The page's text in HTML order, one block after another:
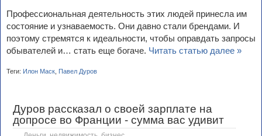
Профессиональная деятельность этих людей принесла им
состояние и узнаваемость. Они давно стали брендами. И
поэтому стремятся к идеальности, чтобы оправдать запросы
обывателей и… стать еще богаче. Читать статью далее »
Теги: Илон Маск Павел Дуров
Дуров рассказал о своей зарплате на
допросе во Франции - сумма вас удивит